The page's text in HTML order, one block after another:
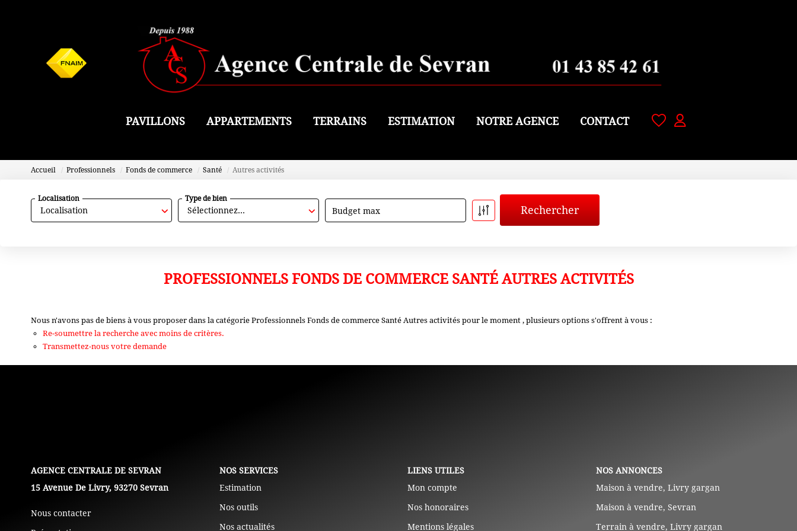
PAVILLONS APPARTEMENTS TERRAINS ESTIMATION NOTRE AGENCE CONTACT
Accueil Professionnels Fonds de commerce Santé Autres activités
Localisation
Localisation
Sélectionnez...
Type de bien
Budget max
PROFESSIONNELS FONDS DE COMMERCE SANTÉ AUTRES ACTIVITÉS
Nous n'avons pas de biens à vous proposer dans la catégorie Professionnels Fonds de commerce Santé Autres activités pour le moment , plusieurs options s'offrent à vous :
Re-soumettre la recherche avec moins de critères.
Transmettez-nous votre demande
L'AGENCE
15 Avenue De Livry, 93270 Sevran
Nous contacter
NOS SERVICES
Estimation
Nos outils
Nos actualités
LIENS UTILES
Mon compte
Nos honoraires
Mentions légales
NOS ANNONCES
Maison à vendre, Livry gargan
Maison à vendre, Sevran
Terrain à vendre, Livry gargan